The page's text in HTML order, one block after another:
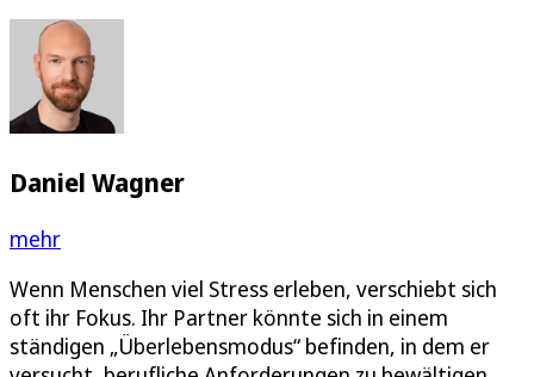
Daniel Wagner
mehr
Wenn Menschen viel Stress erleben, verschiebt sich
oft ihr Fokus. Ihr Partner könnte sich in einem
ständigen „Überlebensmodus“ befinden, in dem er